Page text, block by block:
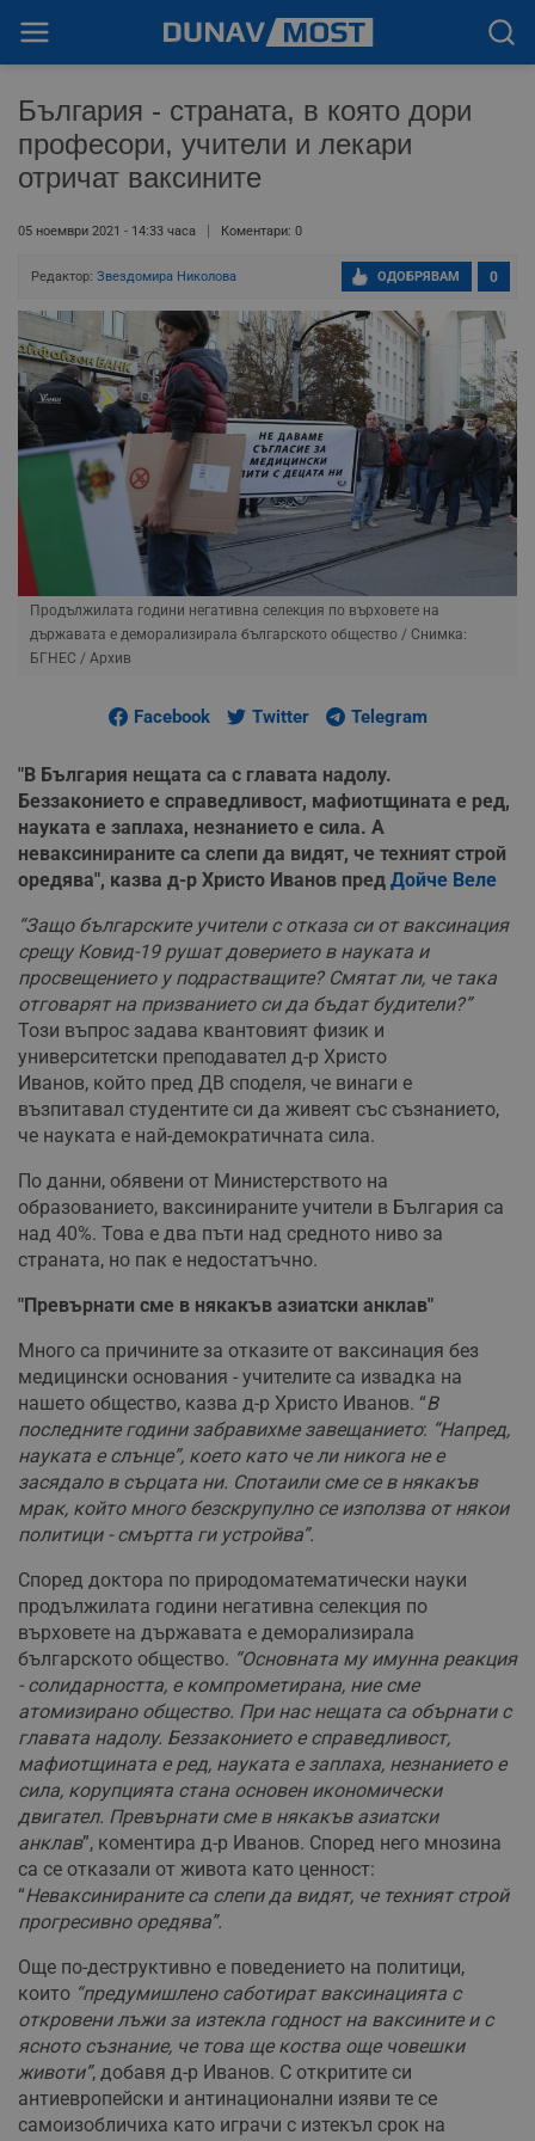
България - страната, в която дори
професори, учители и лекари
отричат ваксините
05 ноември 2021 - 14:33 часа Коментари: 0
Редактор: Звездомира Николова 0
ОДОБРЯВАМ
Продължилата години негативна селекция по върховете на
държавата е деморализирала българското общество / Снимка:
БГНЕС / Архив
Facebook Twitter Telegram
"В България нещата са с главата надолу.
Беззаконието е справедливост, мафиотщината е ред,
науката е заплаха, незнанието е сила. А
неваксинираните са слепи да видят, че техният строй
оредява", казва д-р Христо Иванов пред Дойче Веле
“Защо българските учители с отказа си от ваксинация
срещу Ковид-19 рушат доверието в науката и
просвещението у подрастващите? Смятат ли, че така
отговарят на призванието си да бъдат будители?”
Този въпрос задава квантовият физик и
университетски преподавател д-р Христо
Иванов, който пред ДВ споделя, че винаги е
възпитавал студентите си да живеят със съзнанието,
че науката е най-демократичната сила.
По данни, обявени от Министерството на
образованието, ваксинираните учители в България са
над 40%. Това е два пъти над средното ниво за
страната, но пак е недостатъчно.
"Превърнати сме в някакъв азиатски анклав"
Много са причините за отказите от ваксинация без
медицински основания - учителите са извадка на
нашето общество, казва д-р Христо Иванов. “В
последните години забравихме завещанието: “Напред,
науката е слънце”, което като че ли никога не е
засядало в сърцата ни. Спотаили сме се в някакъв
мрак, който много безскрупулно се използва от някои
политици - смъртта ги устройва”.
Според доктора по природоматематически науки
продължилата години негативна селекция по
върховете на държавата е деморализирала
българското общество. “Основната му имунна реакция
- солидарността, е компрометирана, ние сме
атомизирано общество. При нас нещата са обърнати с
главата надолу. Беззаконието е справедливост,
мафиотщината е ред, науката е заплаха, незнанието е
сила, корупцията стана основен икономически
двигател. Превърнати сме в някакъв азиатски
анклав”, коментира д-р Иванов. Според него мнозина
са се отказали от живота като ценност:
“Неваксинираните са слепи да видят, че техният строй
прогресивно оредява”.
Още по-деструктивно е поведението на политици,
които “предумишлено саботират ваксинацията с
откровени лъжи за изтекла годност на ваксините и с
ясното съзнание, че това ще коства още човешки
животи”, добавя д-р Иванов. С откритите си
антиевропейски и антинационални изяви те се
самоизобличиха като играчи с изтекъл срок на